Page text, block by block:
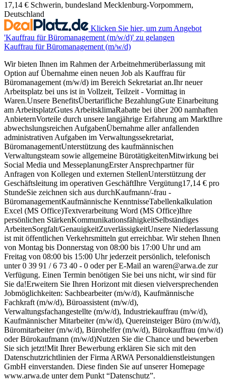
17,14 € Schwerin, bundesland Mecklenburg-Vorpommern,
Deutschland
Klicken Sie hier, um zum Angebot
'Kauffrau für Büromanagement (m/w/d)' zu gelangen
Kauffrau für Büromanagement (m/w/d)
Wir bieten Ihnen im Rahmen der Arbeitnehmerüberlassung mit
Option auf Übernahme einen neuen Job als Kauffrau für
Büromanagement (m/w/d) im Bereich Sekretariat an.Ihr neuer
Arbeitsplatz bei uns ist in Vollzeit, Teilzeit - Vormittag in
Waren.Unsere BenefitsÜbertarifliche BezahlungGute Einarbeitung
am ArbeitsplatzGutes ArbeitsklimaRabatte bei über 200 namhaften
AnbieternVorteile durch unsere langjährige Erfahrung am MarktIhre
abwechslungsreichen AufgabenÜbernahme aller anfallenden
administrativen Aufgaben im Verwaltungssekretariat,
BüromanagementUnterstützung des kaufmännischen
Verwaltungsteam sowie allgemeine BürotätigkeitenMitwirkung bei
Social Media und MesseplanungErster Ansprechpartner für
Anfragen von Kollegen und externen StellenUnterstützung der
Geschäftsleitung im operativen GeschäftIhre Vergütung17,14 € pro
StundeSie zeichnen sich aus durchKaufmann/-frau -
BüromanagementKaufmännische KenntnisseTabellenkalkulation
Excel (MS Office)Textverarbeitung Word (MS Office)Ihre
persönlichen StärkenKommunikationsfähigkeitSelbständiges
ArbeitenSorgfalt/GenauigkeitZuverlässigkeitUnsere Niederlassung
ist mit öffentlichen Verkehrsmitteln gut erreichbar. Wir stehen Ihnen
von Montag bis Donnerstag von 08:00 bis 17:00 Uhr und am
Freitag von 08:00 bis 15:00 Uhr jederzeit persönlich, telefonisch
unter 0 39 91 / 6 73 40 - 0 oder per E-Mail an waren@arwa.de zur
Verfügung. Einen Termin benötigen Sie bei uns nicht, wir sind für
Sie da!Erweitern Sie Ihren Horizont mit diesen vielversprechenden
Jobmöglichkeiten: Sachbearbeiter (m/w/d), Kaufmännische
Fachkraft (m/w/d), Büroassistent (m/w/d),
Verwaltungsfachangestellte (m/w/d), Industriekauffrau (m/w/d),
Kaufmännischer Mitarbeiter (m/w/d), Quereinsteiger Büro (m/w/d),
Büromitarbeiter (m/w/d), Bürohelfer (m/w/d), Bürokauffrau (m/w/d)
oder Bürokaufmann (m/w/d)Nutzen Sie die Chance und bewerben
Sie sich jetzt!Mit Ihrer Bewerbung erklären Sie sich mit den
Datenschutzrichtlinien der Firma ARWA Personaldienstleistungen
GmbH einverstanden. Diese finden Sie auf unserer Homepage
www.arwa.de unter dem Punkt “Datenschutz”.